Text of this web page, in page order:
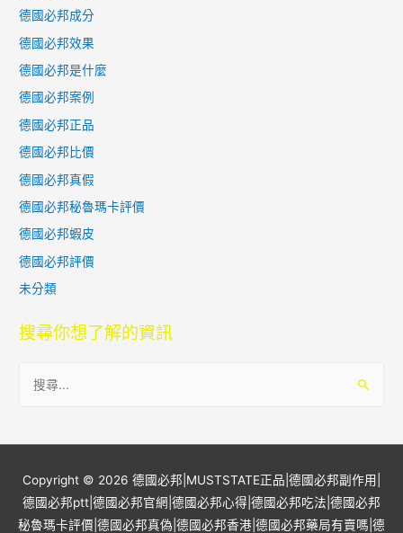
德國必邦成分
德國必邦效果
德國必邦是什麼
德國必邦案例
德國必邦正品
德國必邦比價
德國必邦真假
德國必邦秘魯瑪卡評價
德國必邦蝦皮
德國必邦評價
未分類
搜尋你想了解的資訊
鍵
Copyright © 2026 德國必邦|MUSTSTATE正品|德國必邦副作用|
德國必邦ptt|德國必邦官網|德國必邦心得|德國必邦吃法|德國必邦
秘魯瑪卡評價|德國必邦真偽|德國必邦香港|德國必邦藥局有賣嗎|德